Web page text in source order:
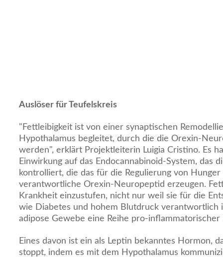
Auslöser für Teufelskreis
"Fettleibigkeit ist von einer synaptischen
Hypothalamus begleitet, durch die die Orexin-
werden", erklärt Projektleiterin Luigia Cristino. Es
Einwirkung auf das Endocannabinoid-System, das
kontrolliert, die das für die Regulierung von Hunger
verantwortliche Orexin-Neuropeptid erzeugen.
Krankheit einzustufen, nicht nur weil sie für die
wie Diabetes und hohem Blutdruck verantwortlich
adipose Gewebe eine Reihe pro-
Eines davon ist ein als Leptin bekanntes Hormon,
stoppt, indem es mit dem Hypothalamus